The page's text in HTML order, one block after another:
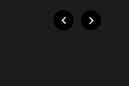
 